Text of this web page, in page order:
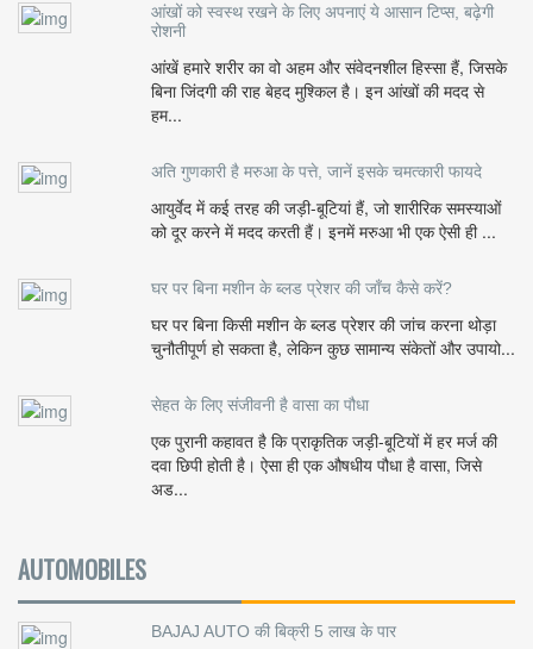
आंखों को स्वस्थ रखने के लिए अपनाएं ये आसान टिप्स, बढ़ेगी
रोशनी
आंखें हमारे शरीर का वो अहम और संवेदनशील हिस्सा हैं, जिसके
बिना जिंदगी की राह बेहद मुश्किल है। इन आंखों की मदद से
हम...
अति गुणकारी है मरुआ के पत्ते, जानें इसके चमत्कारी फायदे
आयुर्वेद में कई तरह की जड़ी-बूटियां हैं, जो शारीरिक समस्याओं
को दूर करने में मदद करती हैं। इनमें मरुआ भी एक ऐसी ही ...
घर पर बिना मशीन के ब्लड प्रेशर की जाँच कैसे करें?
घर पर बिना किसी मशीन के ब्लड प्रेशर की जांच करना थोड़ा
चुनौतीपूर्ण हो सकता है, लेकिन कुछ सामान्य संकेतों और उपायो...
सेहत के लिए संजीवनी है वासा का पौधा
एक पुरानी कहावत है कि प्राकृतिक जड़ी-बूटियों में हर मर्ज की
दवा छिपी होती है। ऐसा ही एक औषधीय पौधा है वासा, जिसे
अड...
AUTOMOBILES
BAJAJ AUTO की बिक्री 5 लाख के पार